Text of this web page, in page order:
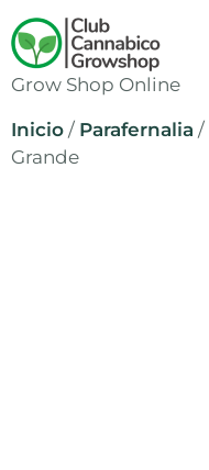
Grow Shop Online
Inicio / Parafernalia /
Grande